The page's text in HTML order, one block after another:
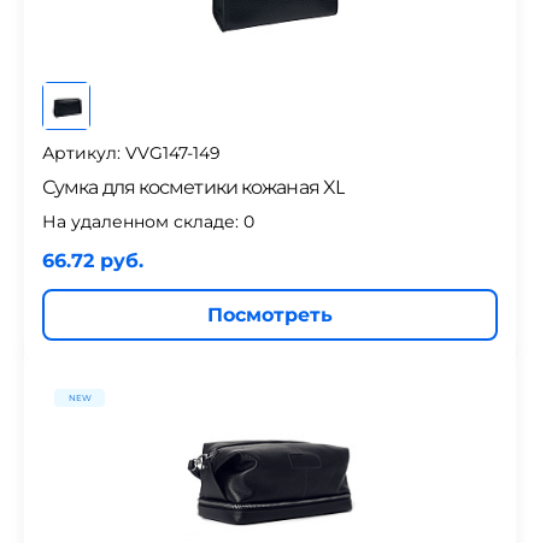
Артикул: VVG147-149
Сумка для косметики кожаная XL
На удаленном складе: 0
66.72 руб.
Посмотреть
NEW